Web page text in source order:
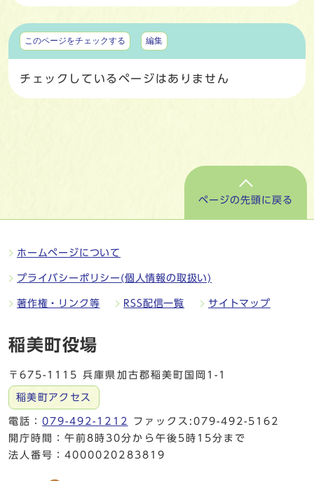
マイページ
このページをチェックする 編集
チェックしているページはありません
ページの先頭に戻る
ホームページについて
プライバシーポリシー(個人情報の取扱い)
著作権・リンク等 RSS配信一覧 サイトマップ
稲美町役場
〒675-1115 兵庫県加古郡稲美町国岡1-1
稲美町アクセス
電話：079-492-1212
ファックス:079-492-5162
開庁時間：午前8時30分から午後5時15分まで
法人番号：4000020283819